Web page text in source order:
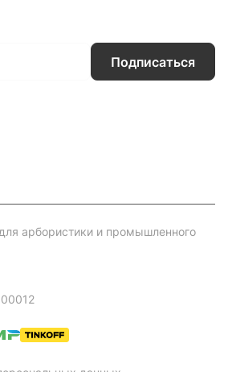
Подписаться
арбористики и промышленного